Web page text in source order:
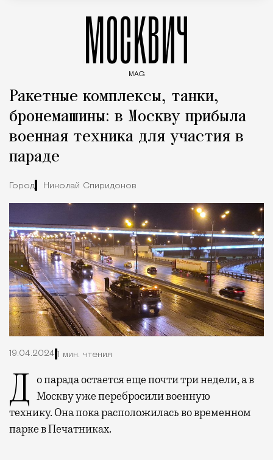
МОСКВИЧ
MAG
Ракетные комплексы, танки,
бронемашины: в Москву прибыла
военная техника для участия в
параде
Город Николай Спиридонов
19.04.2024 1 мин. чтения
До парада остается еще почти три недели, а в Москву уже перебросили военную
технику. Она пока расположилась во временном
парке в Печатниках.